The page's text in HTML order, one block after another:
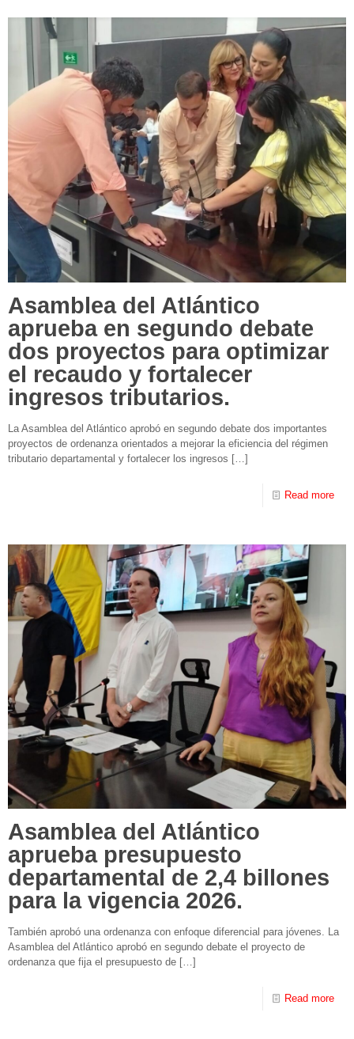
Asamblea del Atlántico
aprueba en segundo debate
dos proyectos para optimizar
el recaudo y fortalecer
ingresos tributarios.
La Asamblea del Atlántico aprobó en segundo debate dos importantes
proyectos de ordenanza orientados a mejorar la eficiencia del régimen
tributario departamental y fortalecer los ingresos […]
Read more
Asamblea del Atlántico
aprueba presupuesto
departamental de 2,4 billones
para la vigencia 2026.
También aprobó una ordenanza con enfoque diferencial para jóvenes. La
Asamblea del Atlántico aprobó en segundo debate el proyecto de
ordenanza que fija el presupuesto de […]
Read more